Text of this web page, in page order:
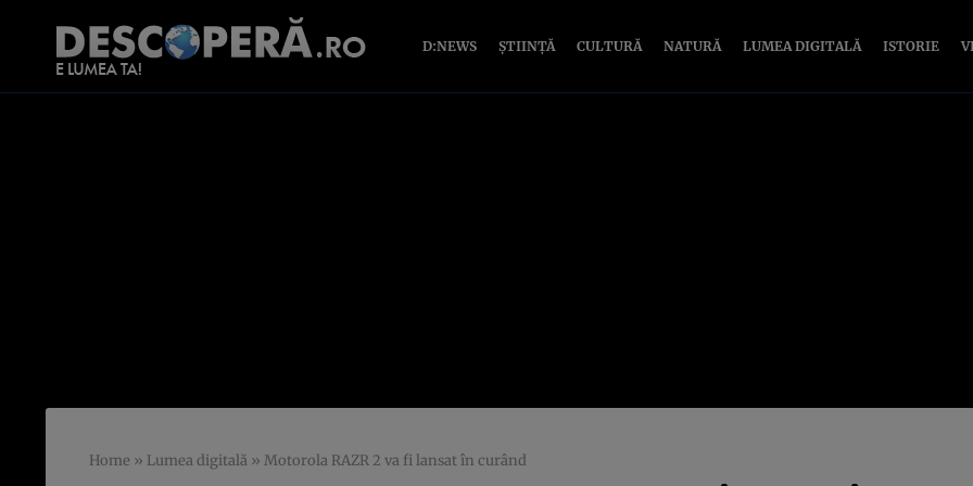
D:NEWS ȘTIINȚĂ CULTURĂ NATURĂ LUMEA DIGITALĂ ISTORIE
Home » Lumea digitală » Motorola RAZR 2 va fi lansat în curând